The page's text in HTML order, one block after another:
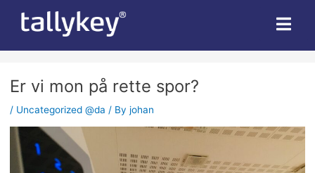
Er vi mon på rette spor?
/ Uncategorized @da / By johan
navigation